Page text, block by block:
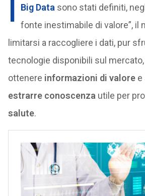
I Big Data sono stati definiti,
fonte inestimabile di valore”, il
limitarsi a raccogliere i dati, pur
tecnologie disponibili sul
ottenere informazioni di valoree
estrarre conoscenza utile per
salute.